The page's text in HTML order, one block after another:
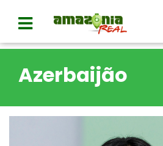
Azerbaijão